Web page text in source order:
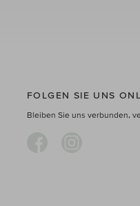
FOLGEN SIE UNS
Bleiben Sie uns verbunden,